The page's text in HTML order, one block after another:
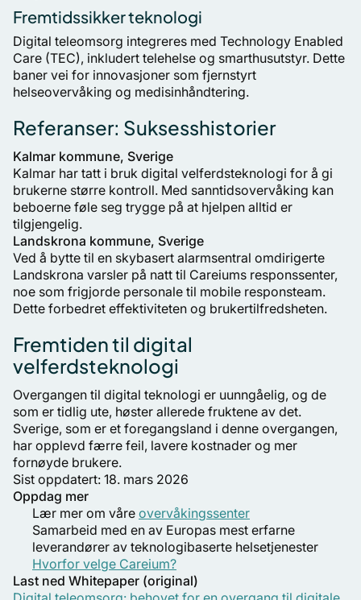
Fremtidssikker teknologi
Digital teleomsorg integreres med Technology Enabled
Care (TEC), inkludert telehelse og smarthusutstyr. Dette
baner vei for innovasjoner som fjernstyrt
helseovervåking og medisinhåndtering.
Referanser: Suksesshistorier
Kalmar kommune, Sverige
Kalmar har tatt i bruk digital velferdsteknologi for å gi
brukerne større kontroll. Med sanntidsovervåking kan
beboerne føle seg trygge på at hjelpen alltid er
tilgjengelig.
Landskrona kommune, Sverige
Ved å bytte til en skybasert alarmsentral omdirigerte
Landskrona varsler på natt til Careiums responssenter,
noe som frigjorde personale til mobile responsteam.
Dette forbedret effektiviteten og brukertilfredsheten.
Fremtiden til digital
velferdsteknologi
Overgangen til digital teknologi er uunngåelig, og de
som er tidlig ute, høster allerede fruktene av det.
Sverige, som er et foregangsland i denne overgangen,
har opplevd færre feil, lavere kostnader og mer
fornøyde brukere.
Sist oppdatert: 18. mars 2026
Oppdag mer
Lær mer om våre overvåkingssenter
Samarbeid med en av Europas mest erfarne
leverandører av teknologibaserte helsetjenester
Hvorfor velge Careium?
Last ned Whitepaper (original)